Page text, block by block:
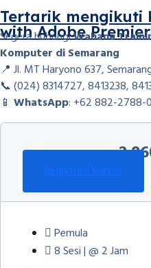
Tertarik mengikuti
with Adobe
Segera hubungiWahana
Komputer di Semarang
📍 Jl. MT Haryono 637,
📞 (024) 8314727, 8413238,
📱 WhatsApp: +62 882-2788-
Registrasi Kursus
Pemula
8 Sesi | @ 2 Jam